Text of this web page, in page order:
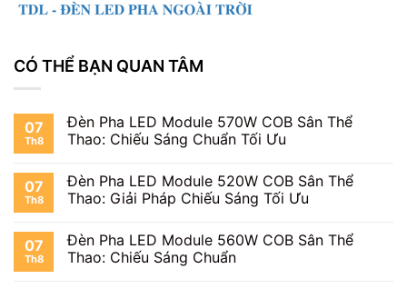
CÓ THỂ BẠN QUAN TÂM
07
Th8
Đèn Pha LED Module 570W COB Sân Thể
Thao: Chiếu Sáng Chuẩn Tối Ưu
07
Th8
Đèn Pha LED Module 520W COB Sân Thể
Thao: Giải Pháp Chiếu Sáng Tối Ưu
07
Th8
Đèn Pha LED Module 560W COB Sân Thể
Thao: Chiếu Sáng Chuẩn